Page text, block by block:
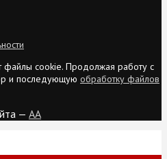
файлы cookie. Продолжая работу с
и последующую обработку файлов
— AA